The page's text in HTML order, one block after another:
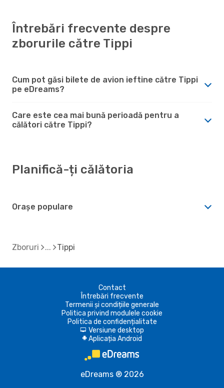
Întrebări frecvente despre
zborurile către Tippi
Cum pot găsi bilete de avion ieftine către Tippi
pe eDreams?
Care este cea mai bună perioadă pentru a
călători către Tippi?
Planifică-ți călătoria
Orașe populare
Zboruri Tippi
Contact
Întrebări frecvente
Termenii și condițiile generale
Politica privind modulele cookie
Politica de confidențialitate
d Versiune desktop
A Aplicația Android
eDreams ® 2026